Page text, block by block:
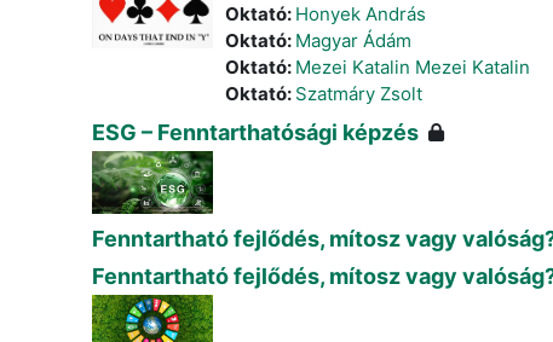
Oktató: Honyek András
Oktató: Magyar Ádám
Oktató: Mezei Katalin Mezei Katalin
Oktató: Szatmáry Zsolt
ESG – Fenntarthatósági képzés
Fenntartható fejlődés, mítosz vagy
Fenntartható fejlődés, mítosz vagy